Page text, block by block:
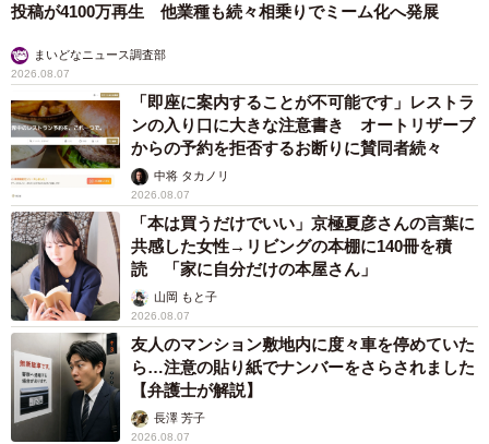
投稿が4100万再生 他業種も続々相乗りでミーム化へ発展
まいどなニュース調査部
2026.08.07
「即座に案内することが不可能です」レストラ
ンの入り口に大きな注意書き オートリザーブ
からの予約を拒否するお断りに賛同者続々
中将 タカノリ
2026.08.07
「本は買うだけでいい」京極夏彦さんの言葉に
共感した女性→リビングの本棚に140冊を積
読 「家に自分だけの本屋さん」
山岡 もと子
2026.08.07
友人のマンション敷地内に度々車を停めていた
ら…注意の貼り紙でナンバーをさらされました
【弁護士が解説】
長澤 芳子
2026.08.07